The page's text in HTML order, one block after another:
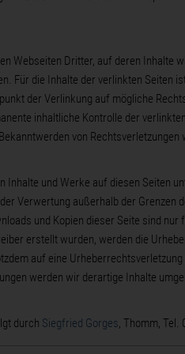
Webseiten Dritter, auf deren Inhalte
Für die Inhalte der verlinkten
der Verlinkung auf mögliche
inhaltliche Kontrolle der
von
Inhalte und Werke auf diesen Seiten
Verwertung außerhalb der
und Kopien dieser Seite sind
erstellt wurden, werden die
auf eine
werden wir derartige Inhalte
durch Siegfried Gorges, Thomm, Tel.